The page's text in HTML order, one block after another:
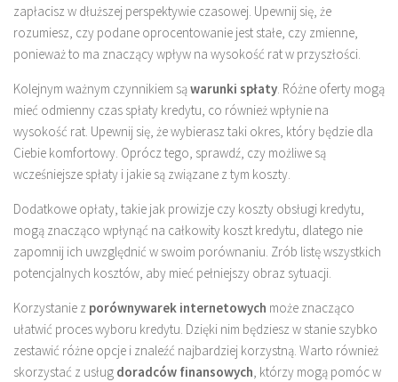
zapłacisz w dłuższej perspektywie czasowej. Upewnij się, że
rozumiesz, czy podane oprocentowanie jest stałe, czy zmienne,
ponieważ to ma znaczący wpływ na wysokość rat w przyszłości.
Kolejnym ważnym czynnikiem sąwarunki spłaty. Różne oferty mogą
mieć odmienny czas spłaty kredytu, co również wpłynie na
wysokość rat. Upewnij się, że wybierasz taki okres, który będzie dla
Ciebie komfortowy. Oprócz tego, sprawdź, czy możliwe są
wcześniejsze spłaty i jakie są związane z tym koszty.
Dodatkowe opłaty, takie jak prowizje czy koszty obsługi kredytu,
mogą znacząco wpłynąć na całkowity koszt kredytu, dlatego nie
zapomnij ich uwzględnić w swoim porównaniu. Zrób listę wszystkich
potencjalnych kosztów, aby mieć pełniejszy obraz sytuacji.
Korzystanie z porównywarek internetowych może znacząco
ułatwić proces wyboru kredytu. Dzięki nim będziesz w stanie szybko
zestawić różne opcje i znaleźć najbardziej korzystną. Warto również
skorzystać z usług doradców finansowych, którzy mogą pomóc w